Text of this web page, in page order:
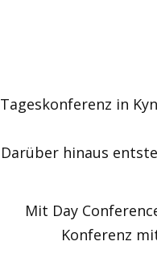
Tageskonferenz in
Darüber hinaus
Mit Day
Konferenz